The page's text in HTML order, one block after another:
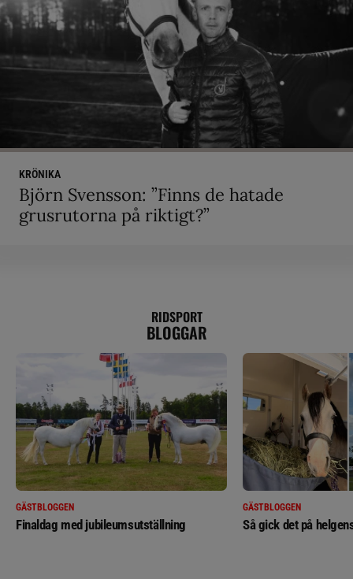
KRÖNIKA
Björn Svensson: ”Finns de hatade
grusrutorna på riktigt?”
RIDSPORT
BLOGGAR
GÄSTBLOGGEN
Finaldag med jubileumsutställning
GÄSTBLOGGEN
Så gick det på